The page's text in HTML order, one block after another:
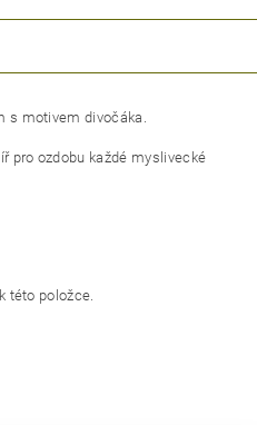
s motivem divočáka.
pro ozdobu každé myslivecké
této položce.